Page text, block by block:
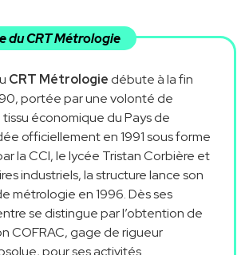
du CRT Métrologie
CRT Métrologie débute à la fin
portée par une volonté de
tissu économique du Pays de
officiellement en 1991 sous forme
la CCI, le lycée Tristan Corbière et
industriels, la structure lance son
métrologie en 1996. Dès ses
se distingue par l’obtention de
COFRAC, gage de rigueur
pour ses activités